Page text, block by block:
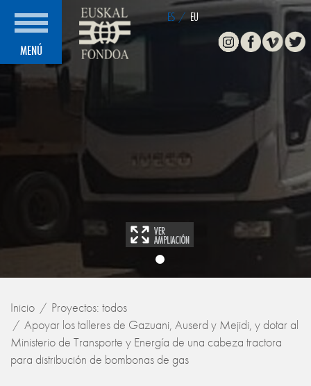
MENÚ
ES / EU
Inicio
Proyectos: todos
Apoyar los talleres de Gazuani, Auserd y Mejidi, y dotar al
Ministerio de Transporte y Energía de una cabeza tractora
para distribución de bombonas de gas